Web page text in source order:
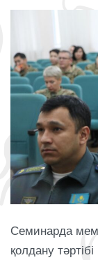
Семинарда
қолдану